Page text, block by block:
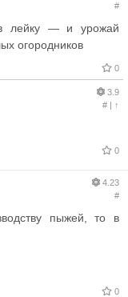
#
в лейку — и урожай
огородников
0
3.9
#| ↑
0
4.23
#
пыжей, то в
0